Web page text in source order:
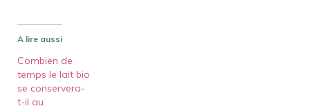
A lire aussi
Combien de
temps le lait bio
se conservera-
t-il au